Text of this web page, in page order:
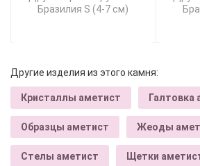
Бразилия S (4-7 см)
Другие изделия из этого камня:
Кристаллы аметист Галтовка
Образцы аметист Жеоды
Стелы аметист Щетки